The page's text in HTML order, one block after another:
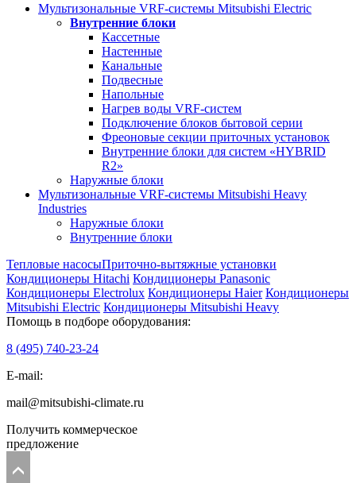
Мультизональные VRF-системы Mitsubishi Electric
Внутренние блоки
Кассетные
Настенные
Канальные
Подвесные
Напольные
Нагрев воды VRF-систем
Подключение блоков бытовой серии
Фреоновые секции приточных установок
Внутренние блоки для систем «HYBRID
R2»
Наружные блоки
Мультизональные VRF-системы Mitsubishi Heavy
Industries
Наружные блоки
Внутренние блоки
Тепловые насосыПриточно-вытяжные установки
Кондиционеры Hitachi Кондиционеры Panasonic
Кондиционеры Electrolux Кондиционеры Haier Кондиционеры
Mitsubishi Electric Кондиционеры Mitsubishi Heavy
Помощь в подборе оборудования:
8 (495) 740-23-24
E-mail:
mail@mitsubishi-climate.ru
Получить коммерческое
предложение